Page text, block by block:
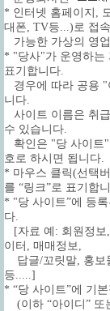
* 인터넷 홈페이지,
대폰, TV등...)로 접속
가능한 가상의 영
* "당사"가 운영하는
표기합니다.
경우에 따라 공용 "
니다.
사이트 이름은 취
수 있습니다.
확인은 "당 사이트"
호로 하시면 됩니다.
* 마우스 클릭(선택
를 “링크”로 표기합
* "당 사이트”에 등
다.
[자료 예: 회원정보,
이터, 매매정보,
답글/꼬릿말, 홍보
등.....]
* “당 사이트”에 기
(이하 “아이디” 또